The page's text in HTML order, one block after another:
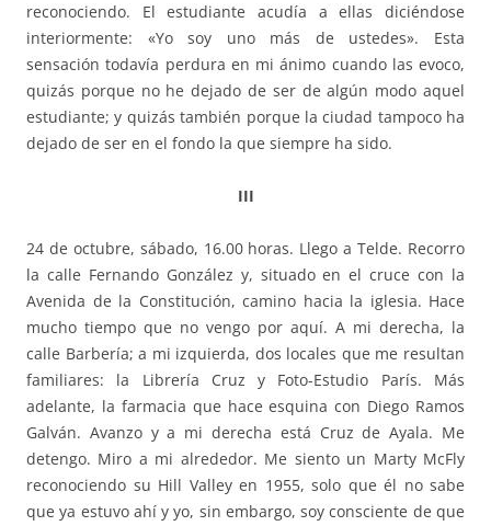
reconociendo. El estudiante acudía a ellas diciéndose
interiormente: «Yo soy uno más de ustedes». Esta
sensación todavía perdura en mi ánimo cuando las evoco,
quizás porque no he dejado de ser de algún modo aquel
estudiante; y quizás también porque la ciudad tampoco ha
dejado de ser en el fondo la que siempre ha sido.
III
24 de octubre, sábado, 16.00 horas. Llego a Telde. Recorro
la calle Fernando González y, situado en el cruce con la
Avenida de la Constitución, camino hacia la iglesia. Hace
mucho tiempo que no vengo por aquí. A mi derecha, la
calle Barbería; a mi izquierda, dos locales que me resultan
familiares: la Librería Cruz y Foto-Estudio París. Más
adelante, la farmacia que hace esquina con Diego Ramos
Galván. Avanzo y a mi derecha está Cruz de Ayala. Me
detengo. Miro a mi alrededor. Me siento un Marty McFly
reconociendo su Hill Valley en 1955, solo que él no sabe
que ya estuvo ahí y yo, sin embargo, soy consciente de que